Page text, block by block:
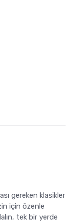
gereken klasikler
için özenle
tek bir yerde